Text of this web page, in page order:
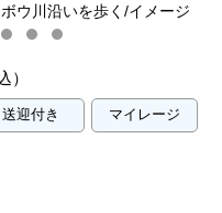
く/イメージ
）
送迎付き マイレージ